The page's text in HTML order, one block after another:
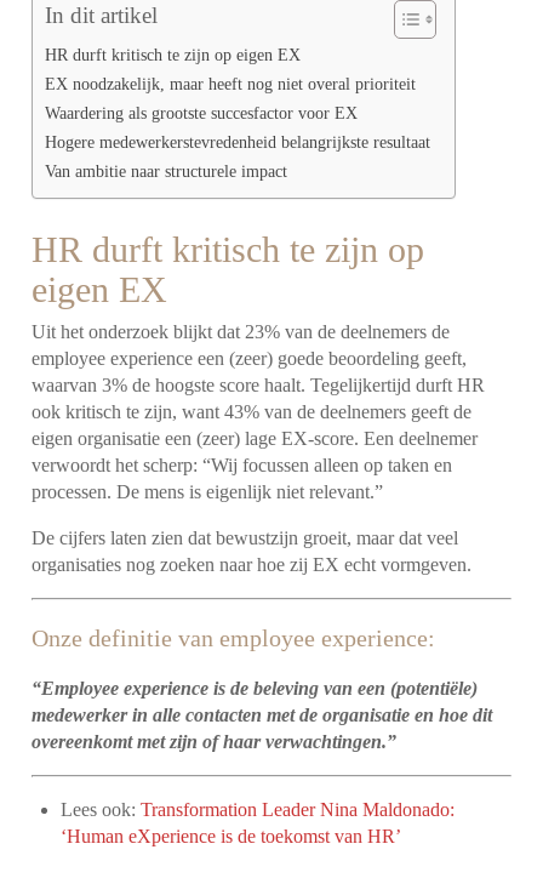
In dit artikel
HR durft kritisch te zijn op eigen EX
EX noodzakelijk, maar heeft nog niet overal prioriteit
Waardering als grootste succesfactor voor EX
Hogere medewerkerstevredenheid belangrijkste resultaat
Van ambitie naar structurele impact
HR durft kritisch te zijn op
eigen EX
Uit het onderzoek blijkt dat 23% van de deelnemers de
employee experience een (zeer) goede beoordeling geeft,
waarvan 3% de hoogste score haalt. Tegelijkertijd durft HR
ook kritisch te zijn, want 43% van de deelnemers geeft de
eigen organisatie een (zeer) lage EX-score. Een deelnemer
verwoordt het scherp: “Wij focussen alleen op taken en
processen. De mens is eigenlijk niet relevant.”
De cijfers laten zien dat bewustzijn groeit, maar dat veel
organisaties nog zoeken naar hoe zij EX echt vormgeven.
Onze definitie van employee experience:
“Employee experience is de beleving van een (potentiële)
medewerker in alle contacten met de organisatie en hoe dit
overeenkomt met zijn of haar verwachtingen.”
Lees ook:Transformation Leader Nina Maldonado:
‘Human eXperience is de toekomst van HR’